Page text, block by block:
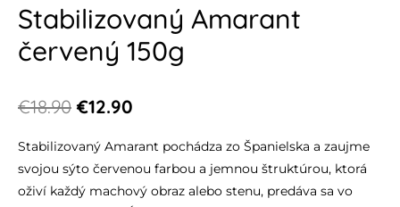
Stabilizovaný Amarant
červený 150g
€18.90 €12.90
Stabilizovaný Amarant pochádza zo Španielska a zaujme
svojou sýto červenou farbou a jemnou štruktúrou, ktorá
oživí každý machový obraz alebo stenu, predáva sa vo